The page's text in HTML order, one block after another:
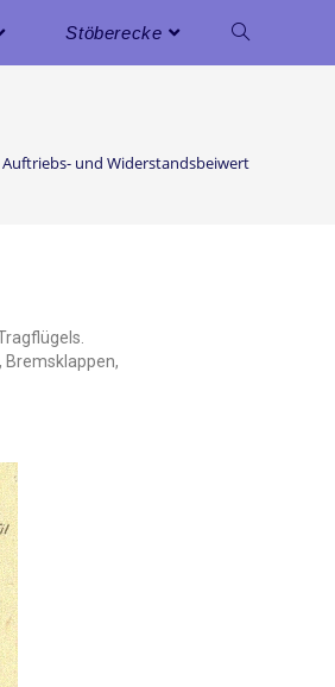
Stöberecke
Auftriebs- und Widerstandsbeiwert
Bremsklappen,